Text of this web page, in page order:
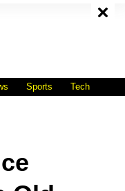
Sports Tech